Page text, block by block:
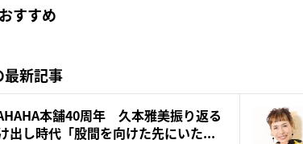
すすめ
新記事
本舗40周年 久本雅美振り返る
出し時代「股間を向けた先にいた...